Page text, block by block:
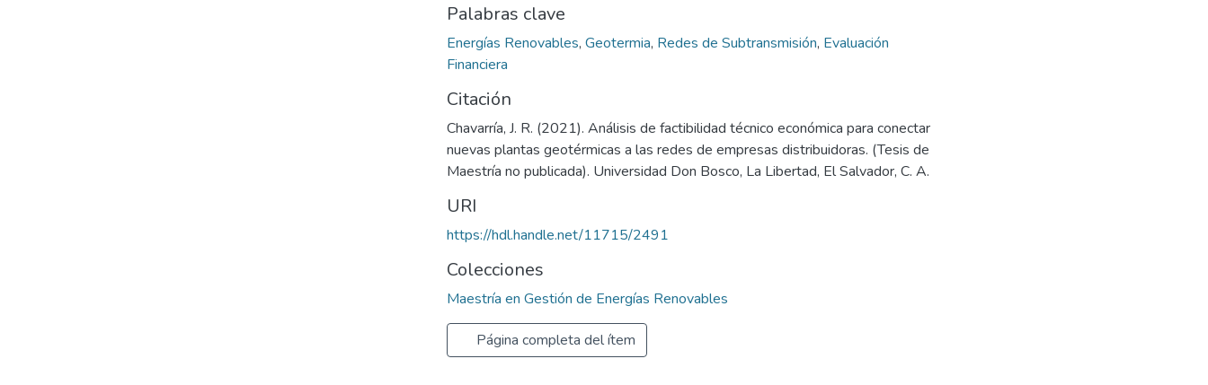
Palabras clave
Energías Renovables, Geotermia, Redes de Subtransmisión, Evaluación
Financiera
Citación
Chavarría, J. R. (2021). Análisis de factibilidad técnico económica para conectar
nuevas plantas geotérmicas a las redes de empresas distribuidoras. (Tesis de
Maestría no publicada). Universidad Don Bosco, La Libertad, El Salvador, C. A.
URI
https://hdl.handle.net/11715/2491
Colecciones
Maestría en Gestión de Energías Renovables
Página completa del ítem